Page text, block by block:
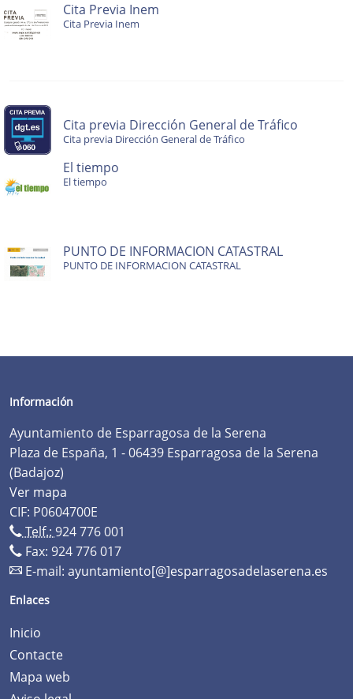
Cita Previa Inem
Cita Previa Inem
Cita previa Dirección General de Tráfico
Cita previa Dirección General de Tráfico
El tiempo
El tiempo
PUNTO DE INFORMACION CATASTRAL
PUNTO DE INFORMACION CATASTRAL
Información
Ayuntamiento de Esparragosa de la Serena
Plaza de España, 1 - 06439 Esparragosa de la Serena
(Badajoz)
Ver mapa
CIF: P0604700E
Telf.: 924 776 001
Fax: 924 776 017
E-mail: ayuntamiento[@]esparragosadelaserena.es
Enlaces
Inicio
Contacte
Mapa web